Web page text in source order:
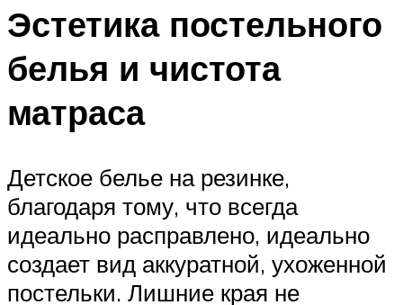
Эстетика постельного
белья и чистота
матраса
Детское белье на резинке,
благодаря тому, что всегда
идеально расправлено, идеально
создает вид аккуратной, ухоженной
постельки. Лишние края не